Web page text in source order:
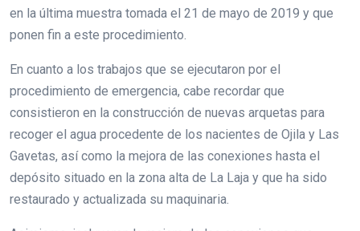
en la última muestra tomada el 21 de mayo de 2019 y que
ponen fin a este procedimiento.
En cuanto a los trabajos que se ejecutaron por el
procedimiento de emergencia, cabe recordar que
consistieron en la construcción de nuevas arquetas para
recoger el agua procedente de los nacientes de Ojila y Las
Gavetas, así como la mejora de las conexiones hasta el
depósito situado en la zona alta de La Laja y que ha sido
restaurado y actualizada su maquinaria.